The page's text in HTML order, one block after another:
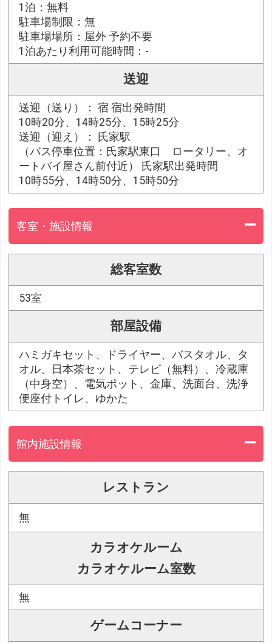
1泊：無料
駐車場制限：無
駐車場場所：屋外 予約不要
1泊あたり利用可能時間：-
送迎
送迎（送り）： 宿 宿出発時間
10時20分、14時25分、15時25分
送迎（迎え）： 氏家駅
（バス停車位置：氏家駅東口 ロータリー、オ
ートバイ屋さん前付近） 氏家駅出発時間
10時55分、14時50分、15時50分
客室・施設情報
総客室数
53室
部屋設備
ハミガキセット、ドライヤー、バスタオル、タ
オル、日本茶セット、テレビ（無料）、冷蔵庫
（中身空）、電気ポット、金庫、洗面台、洗浄
便座付トイレ、ゆかた
館内施設情報
レストラン
無
カラオケルーム
カラオケルーム室数
無
ゲームコーナー